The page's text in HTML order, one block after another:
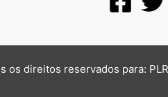
os direitos reservados para: